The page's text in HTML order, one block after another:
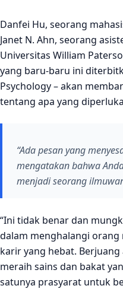
Danfei Hu, seorang
Janet N. Ahn, seorang
Universitas William
yang baru-baru ini
Psychology – akan
tentang apa yang
“Ada pesan yang
mengatakan bahwa
menjadi seorang
“Ini tidak benar dan
dalam menghalangi
karir yang hebat.
meraih sains dan bakat
satunya prasyarat untuk